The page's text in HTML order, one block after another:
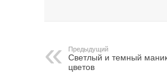
Предыдущий
Светлый и темный
цветов